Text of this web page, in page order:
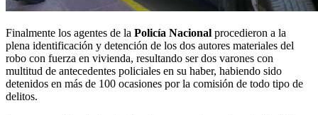
Finalmente los agentes de la Policía Nacional procedieron a la
plena identificación y detención de los dos autores materiales del
robo con fuerza en vivienda, resultando ser dos varones con
multitud de antecedentes policiales en su haber, habiendo sido
detenidos en más de 100 ocasiones por la comisión de todo tipo de
delitos.